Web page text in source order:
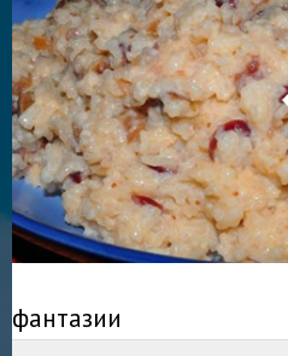
фантазии